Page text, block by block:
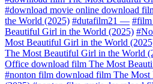
#download movie online download
the World (2025) #dutafilm21 — #film
Beautiful Girl in the World (2025)
Most Beautiful Girl in the World
The Most Beautiful Girl in the World
Office download film The Most
#nonton film download film The